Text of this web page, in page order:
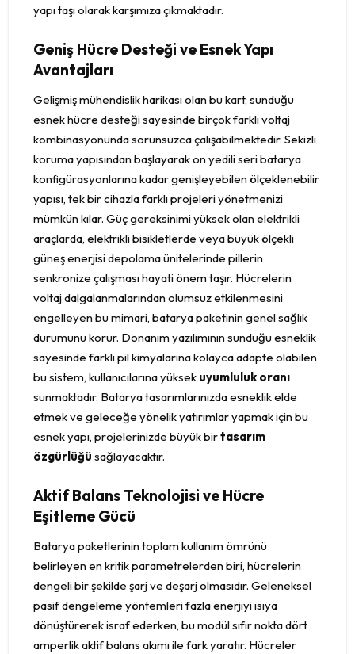
yapı taşı olarak karşımıza çıkmaktadır.
Geniş Hücre Desteği ve Esnek Yapı
Avantajları
Gelişmiş mühendislik harikası olan bu kart, sunduğu
esnek hücre desteği sayesinde birçok farklı voltaj
kombinasyonunda sorunsuzca çalışabilmektedir. Sekizli
koruma yapısından başlayarak on yedili seri batarya
konfigürasyonlarına kadar genişleyebilen ölçeklenebilir
yapısı, tek bir cihazla farklı projeleri yönetmenizi
mümkün kılar. Güç gereksinimi yüksek olan elektrikli
araçlarda, elektrikli bisikletlerde veya büyük ölçekli
güneş enerjisi depolama ünitelerinde pillerin
senkronize çalışması hayati önem taşır. Hücrelerin
voltaj dalgalanmalarından olumsuz etkilenmesini
engelleyen bu mimari, batarya paketinin genel sağlık
durumunu korur. Donanım yazılımının sunduğu esneklik
sayesinde farklı pil kimyalarına kolayca adapte olabilen
bu sistem, kullanıcılarına yüksek uyumluluk oranı
sunmaktadır. Batarya tasarımlarınızda esneklik elde
etmek ve geleceğe yönelik yatırımlar yapmak için bu
esnek yapı, projelerinizde büyük birtasarım
özgürlüğü sağlayacaktır.
Aktif Balans Teknolojisi ve Hücre
Eşitleme Gücü
Batarya paketlerinin toplam kullanım ömrünü
belirleyen en kritik parametrelerden biri, hücrelerin
dengeli bir şekilde şarj ve deşarj olmasıdır. Geleneksel
pasif dengeleme yöntemleri fazla enerjiyi ısıya
dönüştürerek israf ederken, bu modül sıfır nokta dört
amperlik aktif balans akımı ile fark yaratır. Hücreler